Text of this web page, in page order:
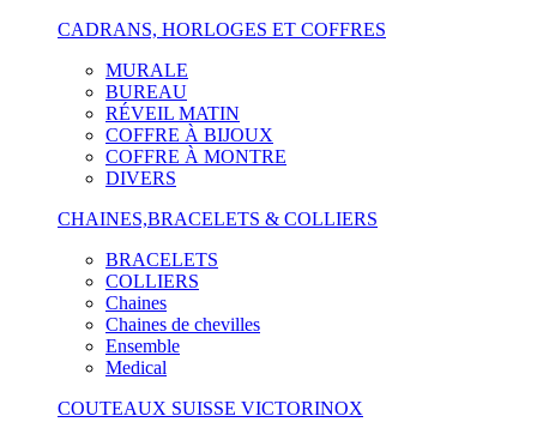
CADRANS, HORLOGES ET COFFRES
MURALE
BUREAU
RÉVEIL MATIN
COFFRE À BIJOUX
COFFRE À MONTRE
DIVERS
CHAINES,BRACELETS & COLLIERS
BRACELETS
COLLIERS
Chaines
Chaines de chevilles
Ensemble
Medical
COUTEAUX SUISSE VICTORINOX